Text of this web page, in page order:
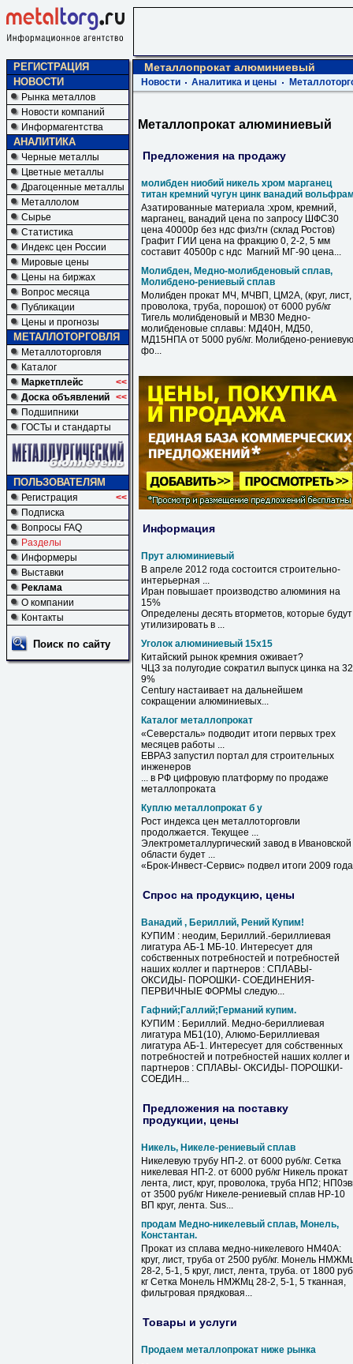
РЕГИСТРАЦИЯ
НОВОСТИ
Рынка металлов
Новости компаний
Информагентства
АНАЛИТИКА
Черные металлы
Цветные металлы
Драгоценные металлы
Металлолом
Сырье
Статистика
Индекс цен России
Мировые цены
Цены на биржах
Вопрос месяца
Публикации
Цены и прогнозы
МЕТАЛЛОТОРГОВЛЯ
Металлоторговля
Каталог
Маркетплейс
<<
Доска объявлений <<
Подшипники
ГОСТы и стандарты
ПОЛЬЗОВАТЕЛЯМ
Регистрация
<<
Подписка
Вопросы FAQ
Разделы
Информеры
Выставки
Реклама
О компании
Контакты
Поиск по сайту
Металлопрокат алюминиевый
Новости Аналитика и цены
Металлопрокат алюминиевый
Предложения на продажу
молибден ниобий никель хром марганец
титан кремний чугун цинк ванадий
Азатированные материала :хром, кремний,
марганец, ванадий цена по запросу ШФС30
цена 40000р без ндс физ/тн (склад Ростов)
Графит ГИИ цена на фракцию 0, 2-2, 5 мм
составит 40500р с ндс Магний МГ-90 цена...
Молибден, Медно-молибденовый сплав,
Молибдено-рениевый сплав
Молибден прокат МЧ, МЧВП, ЦМ2А, (круг, лист,
проволока, труба, порошок) от 6000 руб/кг
Тигель молибденовый и МВ30 Медно-
молибденовые сплавы: МД40Н, МД50,
МД15НПА от 5000 руб/кг. Молибдено-рениевую
фо...
Информация
Прут алюминиевый
В апреле 2012 года состоится строительно-
интерьерная ...
Иран повышает производство алюминия на
15%
Определены десять вторметов, которые будут
утилизировать в ...
Уголок алюминиевый 15х15
Китайский рынок кремния оживает?
ЧЦЗ за полугодие сократил выпуск цинка на
9%
Century настаивает на дальнейшем
сокращении алюминиевых...
Каталог металлопрокат
«Северсталь» подводит итоги первых трех
месяцев работы ...
ЕВРАЗ запустил портал для строительных
инженеров
... в РФ цифровую платформу по продаже
металлопроката
Куплю металлопрокат б у
Рост индекса цен металлоторговли
продолжается. Текущее ...
Электрометаллургический завод в Ивановской
области будет ...
«Брок-Инвест-Сервис» подвел итоги 2009 года
Спрос на продукцию, цены
Ванадий , Бериллий, Рений Купим!
КУПИМ : неодим, Бериллий.-бериллиевая
лигатура АБ-1 МБ-10. Интересует для
собственных потребностей и потребностей
наших коллег и партнеров : СПЛАВЫ-
ОКСИДЫ- ПОРОШКИ- СОЕДИНЕНИЯ-
ПЕРВИЧНЫЕ ФОРМЫ следую...
Гафний;Галлий;Германий купим.
КУПИМ : Бериллий. Медно-бериллиевая
лигатура МБ1(10), Алюмо-Бериллиевая
лигатура АБ-1. Интересует для собственных
потребностей и потребностей наших коллег и
партнеров : СПЛАВЫ- ОКСИДЫ- ПОРОШКИ-
СОЕДИН...
Предложения на поставку
продукции, цены
Никель, Никеле-рениевый сплав
Никелевую трубу НП-2. от 6000 руб/кг. Сетка
никелевая НП-2. от 6000 руб/кг Никель прокат
лента, лист, круг, проволока, труба НП2;
от 3500 руб/кг Никеле-рениевый сплав НР-10
ВП круг, лента. Sus...
продам Медно-никелевый сплав, Монель,
Константан.
Прокат из сплава медно-никелевого НМ40А:
круг, лист, труба от 2500 руб/кг. Монель
28-2, 5-1, 5 круг, лист, лента, труба. от 1800
кг Сетка Монель НМЖМц 28-2, 5-1, 5 тканная,
фильтровая прядковая...
Товары и услуги
Продаем металлопрокат ниже рынка